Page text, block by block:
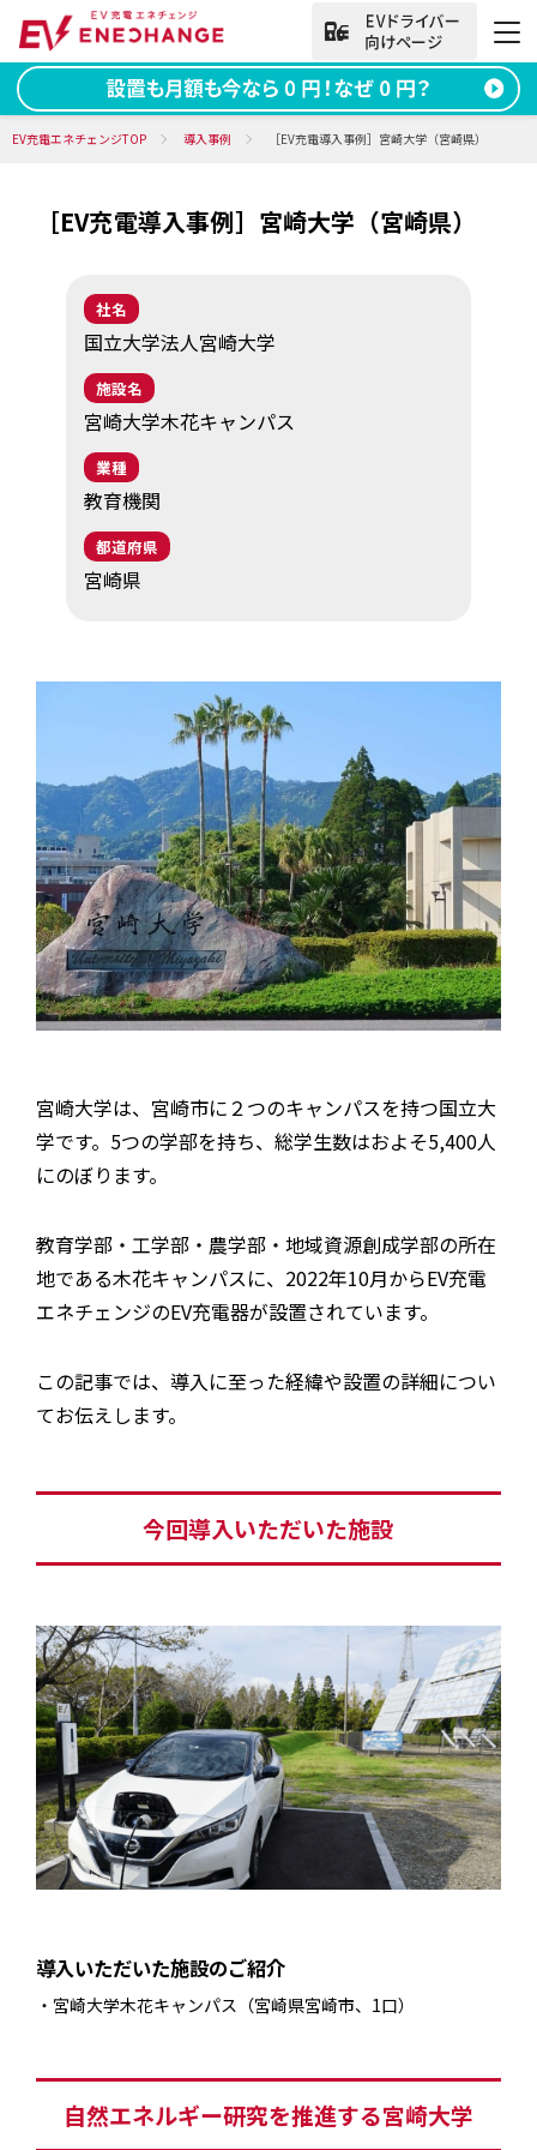
法人向けお問い合わせ
資料ダウンロード 無料お問い合わせ
(9:00~18:00)
法人向け
サービス
導入事例
EV・充電の基礎知識
営業パートナー募集
セミナー情報
ニュース・展示会情報
ブランドツールキット
導入施設別プラン
EV充電エネチェンジTOP 導入事例 ［EV充電導入事例］宮崎大学（宮崎県）
［EV充電導入事例］宮崎大学（宮崎県）
社名
国立大学法人宮崎大学
施設名
宮崎大学木花キャンパス
業種
教育機関
都道府県
宮崎県
宮崎大学は、宮崎市に２つのキャンパスを持つ国立大
学です。5つの学部を持ち、総学生数はおよそ5,400人
にのぼります。
教育学部・工学部・農学部・地域資源創成学部の所在
地である木花キャンパスに、2022年10月からEV充電
エネチェンジのEV充電器が設置されています。
この記事では、導入に至った経緯や設置の詳細につい
てお伝えします。
今回導入いただいた施設
導入いただいた施設のご紹介
宮崎大学木花キャンパス（宮崎県宮崎市、1口）
自然エネルギー研究を推進する宮崎大学